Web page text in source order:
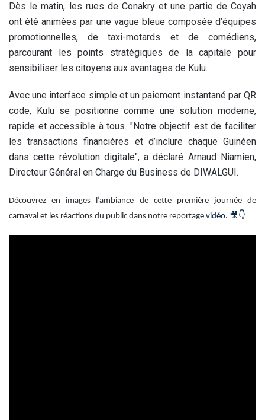
Dès le matin, les rues de Conakry et une partie de Coyah
ont été animées par une vague bleue composée d’équipes
promotionnelles, de taxi-motards et de comédiens,
parcourant les points stratégiques de la capitale pour
sensibiliser les citoyens aux avantages de Kulu.
Avec une interface simple et un paiement instantané par QR
code, Kulu se positionne comme une solution moderne,
rapide et accessible à tous. "Notre objectif est de faciliter
les transactions financières et d’inclure chaque Guinéen
dans cette révolution digitale", a déclaré Arnaud Niamien,
Directeur Général en Charge du Business de DIWALGUI.
Découvrez en images l’ambiance de cette première journée de
carnaval et les réactions du public dans notre reportage vidéo. 🎥👇